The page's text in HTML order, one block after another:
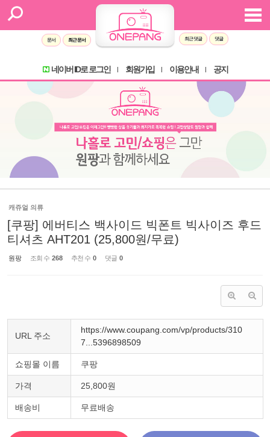
문서 최근 문서 최근 댓글 댓글
네이버 ID로 로그인 회원가입 이용안내 공지
캐쥬얼 의류
[쿠팡] 에버티스 백사이드 빅폰트 빅사이즈 후드
티셔츠 AHT201 (25,800원/무료)
원팡 조회 수 268 추천 수 0 댓글 0
URL 주소
https://www.coupang.com/vp/products/310
7...5396898509
쇼핑몰 이름 쿠팡
가격 25,800원
배송비 무료배송